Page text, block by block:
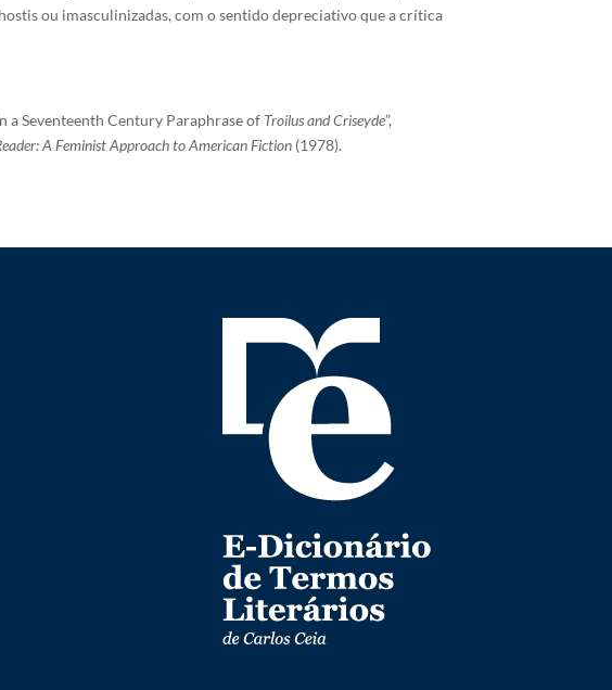
ou imasculinizadas, com o sentido depreciativo que a crítica
a Seventeenth Century Paraphrase of Troilus and Criseyde”,
A Feminist Approach to American Fiction (1978).